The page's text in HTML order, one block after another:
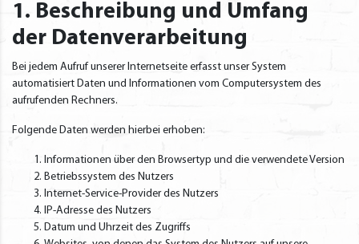
1. Beschreibung und Umfang
der Datenverarbeitung
Bei jedem Aufruf unserer Internetseite erfasst unser System
automatisiert Daten und Informationen vom Computersystem des
aufrufenden Rechners.
Folgende Daten werden hierbei erhoben:
Informationen über den Browsertyp und die verwendete Version
Betriebssystem des Nutzers
Internet-Service-Provider des Nutzers
IP-Adresse des Nutzers
Datum und Uhrzeit des Zugriffs